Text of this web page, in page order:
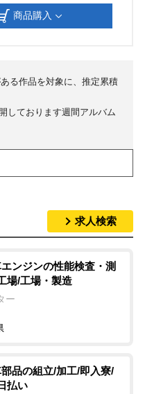
商品購入
る作品を対象に、推定累積
しております週間アルバム
求人検索
エンジンの性能検査・測
場/工場・製造
ー
部品の組立/加工/即入寮/
払い